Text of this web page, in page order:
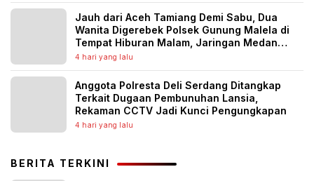
Jauh dari Aceh Tamiang Demi Sabu, Dua
Wanita Digerebek Polsek Gunung Malela di
Tempat Hiburan Malam, Jaringan Medan
Diburu
4 hari yang lalu
Anggota Polresta Deli Serdang Ditangkap
Terkait Dugaan Pembunuhan Lansia,
Rekaman CCTV Jadi Kunci Pengungkapan
4 hari yang lalu
BERITA TERKINI